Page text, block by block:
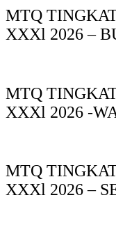
MTQ
XXXl 2026 –
MTQ
XXXl 2026 -
MTQ
XXXl 2026 –